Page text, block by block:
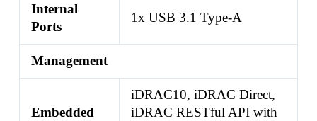
Internal
Ports
1x USB 3.1 Type-A
Management
Embedded
iDRAC10, iDRAC Direct,
iDRAC RESTful API with